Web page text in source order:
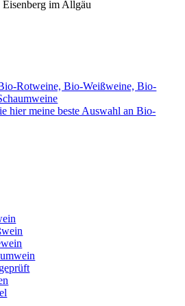
Eisenberg im Allgäu
Rotweine, Bio-Weißweine, Bio-
hier meine beste Auswahl an Bio-